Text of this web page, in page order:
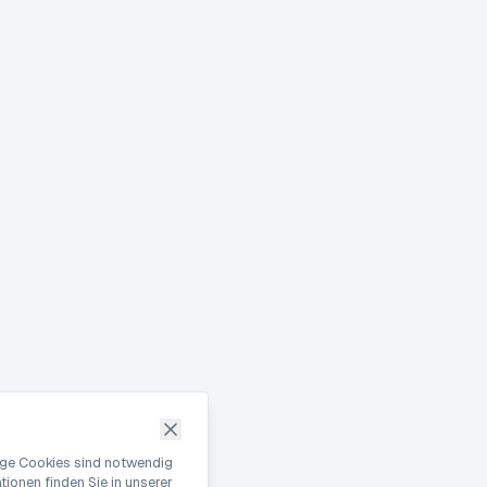
Cookies sind notwendig
finden Sie in unserer